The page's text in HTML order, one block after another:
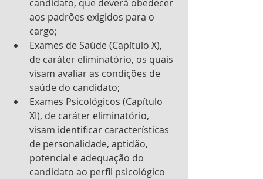
candidato, que deverá obedecer
aos padrões exigidos para o
cargo;
Exames de Saúde (Capítulo X),
de caráter eliminatório, os quais
visam avaliar as condições de
saúde do candidato;
Exames Psicológicos (Capítulo
XI), de caráter eliminatório,
visam identificar características
de personalidade, aptidão,
potencial e adequação do
candidato ao perfil psicológico